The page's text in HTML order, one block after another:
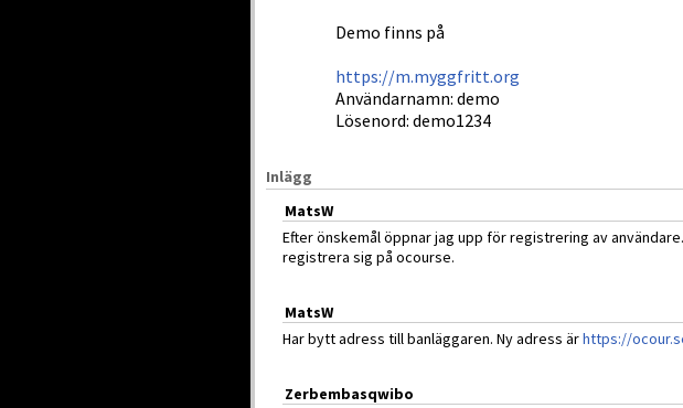
Demo finns på
https://m.myggfritt.org
Användarnamn: demo
Lösenord: demo1234
Inlägg
MatsW
Efter önskemål öppnar jag upp för registrering av
registrera sig på ocourse.
MatsW
Har bytt adress till banläggaren. Ny adress ärhttps://
Zerbembasqwibo